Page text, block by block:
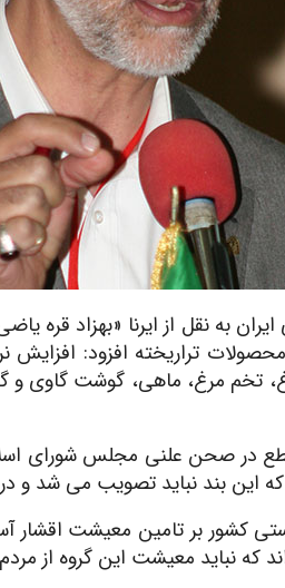
به نقل از ایرنا «بهزاد قره
محصولات تراریخته افزود:
در صحن علنی مجلس شورای
که این بند نباید تصویب می
کشور بر تامین معیشت اقشار
که نباید معیشت این گروه از